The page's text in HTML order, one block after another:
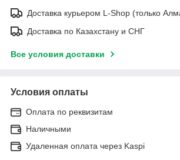
Доставка курьером L-Shop (только
Доставка по Казахстану и СНГ
Все условия доставки
Условия оплаты
Оплата по реквизитам
Наличными
Удаленная оплата через Kaspi